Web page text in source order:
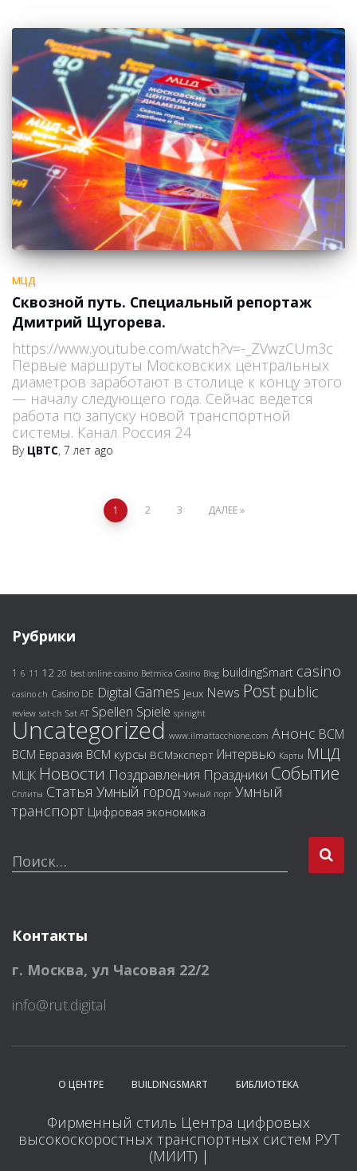
МЦД
Сквозной путь. Специальный репортаж
Дмитрий Щугорева.
https://www.youtube.com/watch?v=-_ZVwzCUm3c
Первые маршруты Московских центральных
диаметров заработают в столице к концу этого
— началу следующего года. Сейчас ведется
работа по запуску новой транспортной
системы. Канал Россия 24
By ЦВТС, 7 лет ago
Навигация
записям
1 2 3 ДАЛЕЕ
Рубрики
1 6 11 12 20 best online casino Betmica Casino Blog buildingSmart casino
casino ch Casino DE Digital Games Jeux News Post public
review sat-ch Sat AT Spellen Spiele spinight
Uncategorized www.ilmattacchione.com Анонс ВСМ
ВСМ Евразия ВСМ курсы ВСМэксперт Интервью Карты МЦД
МЦК Новости Поздравления Праздники Событие
Сплиты Статья Умный город Умный порт Умный
транспорт Цифровая экономика
Н
а
Поиск…
Контакты
г. Москва, ул Часовая 22/2
info@rut.digital
О ЦЕНТРЕ BUILDINGSMART БИБЛИОТЕКА
Фирменный стиль Центра цифровых
высокоскоростных транспортных систем РУТ
(МИИТ) |